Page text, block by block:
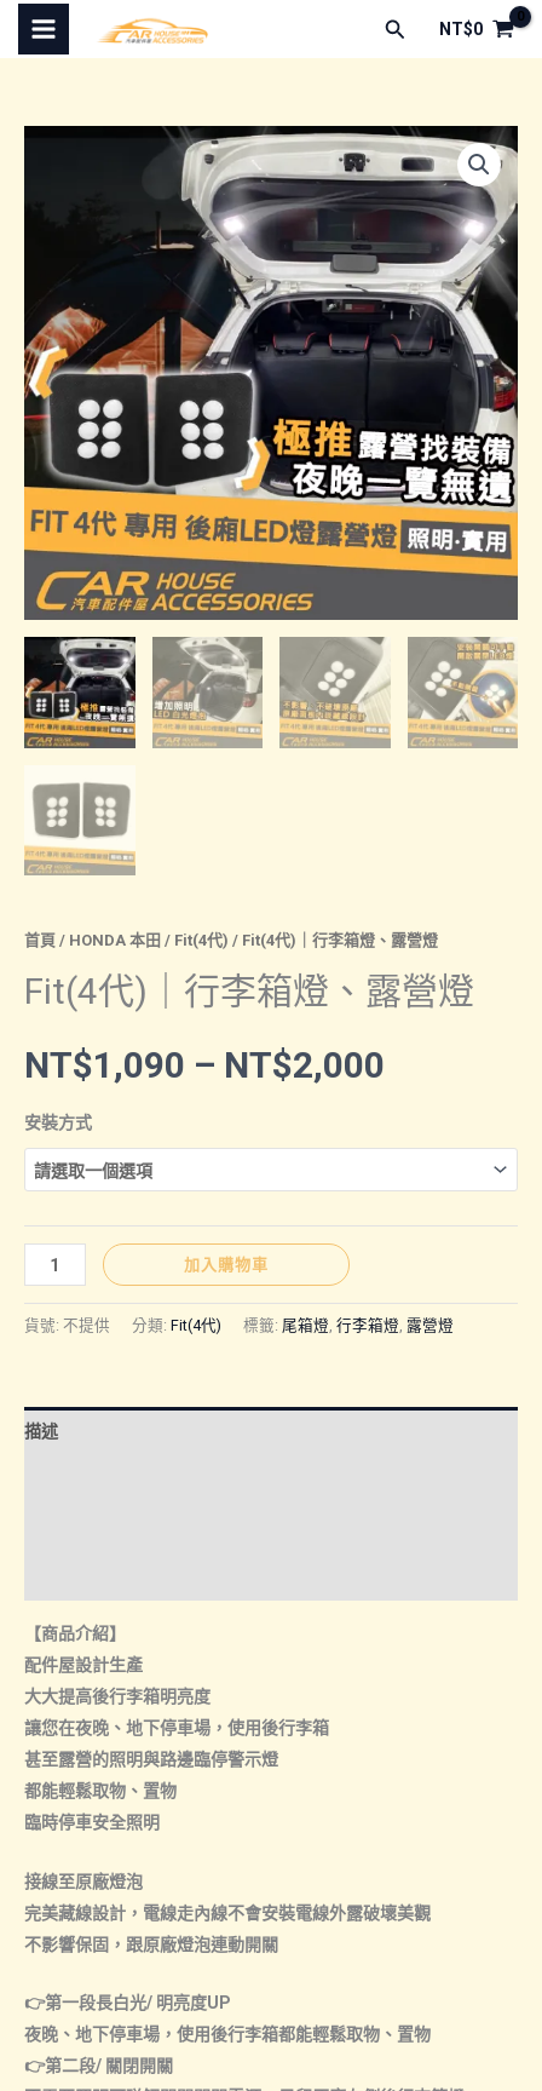
搜
尋
NT$0
首頁 / HONDA 本田 / Fit(4代) / Fit(4代)｜行李箱燈、露營燈
Fit(4代)｜行李箱燈、露營燈
NT$1,090 – NT$2,000
範
到
安裝方式
Fit(4
代)
｜
箱
量
加入購物車
貨號: 不提供 分類: Fit(4代) 標籤: 尾箱燈, 行李箱燈, 露營燈
描述
【商品介紹】
配件屋設計生產
大大提高後行李箱明亮度
讓您在夜晚、地下停車場，使用後行李箱
甚至露營的照明與路邊臨停警示燈
都能輕鬆取物、置物
臨時停車安全照明
接線至原廠燈泡
完美藏線設計，電線走內線不會安裝電線外露破壞美觀
不影響保固，跟原廠燈泡連動開關
👉第一段長白光/ 明亮度UP
夜晚、地下停車場，使用後行李箱都能輕鬆取物、置物
👉第二段/ 關閉開關